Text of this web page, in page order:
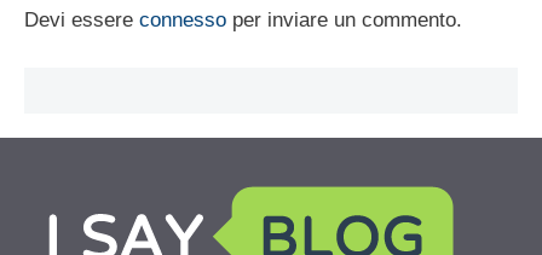
Devi essere connesso per inviare un commento.